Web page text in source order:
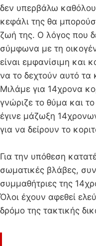
δεν υπερβάλω
κεφάλι της θα
ζωή της. Ο λόγος που
σύμφωνα με τη
είναι εμφανίσιμη και
να το δεχτούν αυτό τα
Μιλάμε για 14χρονα
γνώριζε το θύμα και
έγινε μάζωξη
για να δείρουν το
Για την υπόθεση
σωματικές βλάβες,
συμμαθήτριες της
Όλοι έχουν αφεθεί
δρόμο της τακτικής